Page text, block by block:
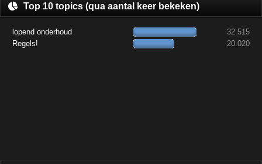
Top 10 topics (qua aantal keer bekeken)
lopend onderhoud
32.515
Regels!
20.020